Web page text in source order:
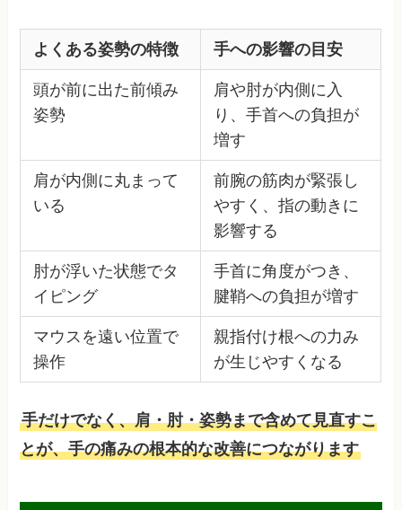
よくある姿勢の特徴 手への影響の目安
頭が前に出た前傾み
姿勢
肩や肘が内側に入
り、手首への負担が
増す
肩が内側に丸まって
いる
前腕の筋肉が緊張し
やすく、指の動きに
影響する
肘が浮いた状態でタ
イピング
手首に角度がつき、
腱鞘への負担が増す
マウスを遠い位置で
操作
親指付け根への力み
が生じやすくなる
手だけでなく、肩・肘・姿勢まで含めて見直すこ
とが、手の痛みの根本的な改善につながります